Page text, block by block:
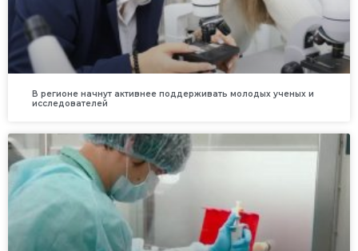
В регионе начнут активнее поддерживать молодых ученых и
исследователей